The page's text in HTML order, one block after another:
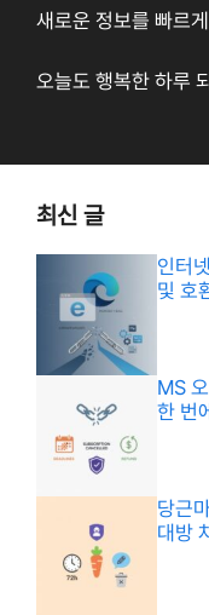
새로운 정보를 빠르
오늘도 행복한 하루
최신 글
인터
및 호
MS
한 번
당근
대방